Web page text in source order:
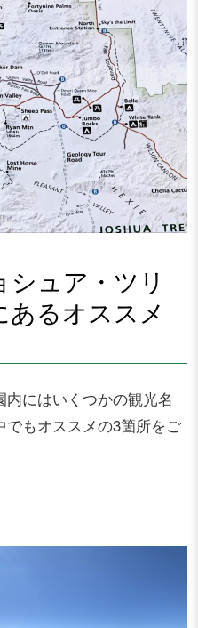
シュア・ツリ
あるオススメ
にはいくつかの観光名
もオススメの3箇所をご